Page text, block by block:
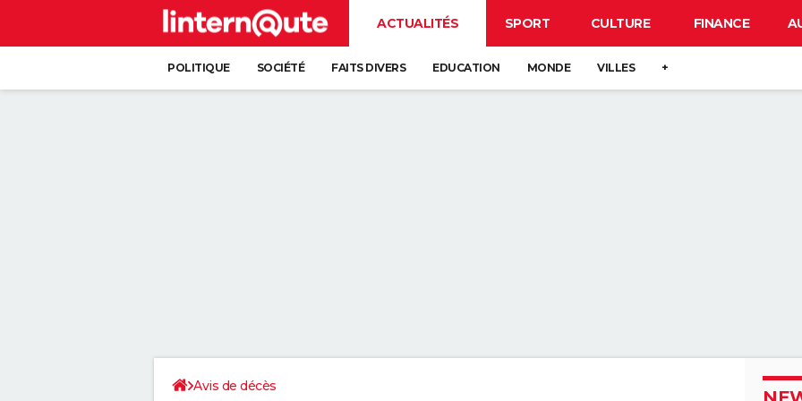
ACTUALITÉS SPORT CULTURE FINANCE
POLITIQUE SOCIÉTÉ FAITS DIVERS EDUCATION MONDE VILLES +
Avis de décès